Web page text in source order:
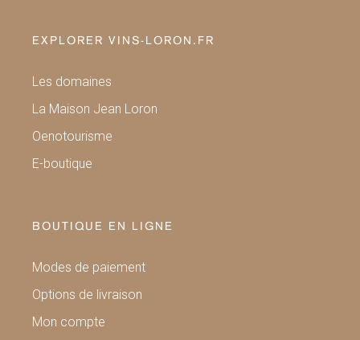
EXPLORER VINS-LORON.FR
Les domaines
La Maison Jean Loron
Oenotourisme
E-boutique
BOUTIQUE EN LIGNE
Modes de paiement
Options de livraison
Mon compte